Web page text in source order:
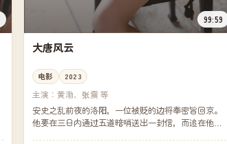
99:59
大唐风云
电影 2023
主演：黄渤、张震 等
安史之乱前夜的洛阳，一位被贬的边将奉密旨回京。
他要在三日内通过五道暗哨送出一封信，而追在他身